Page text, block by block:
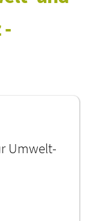
Umwelt-